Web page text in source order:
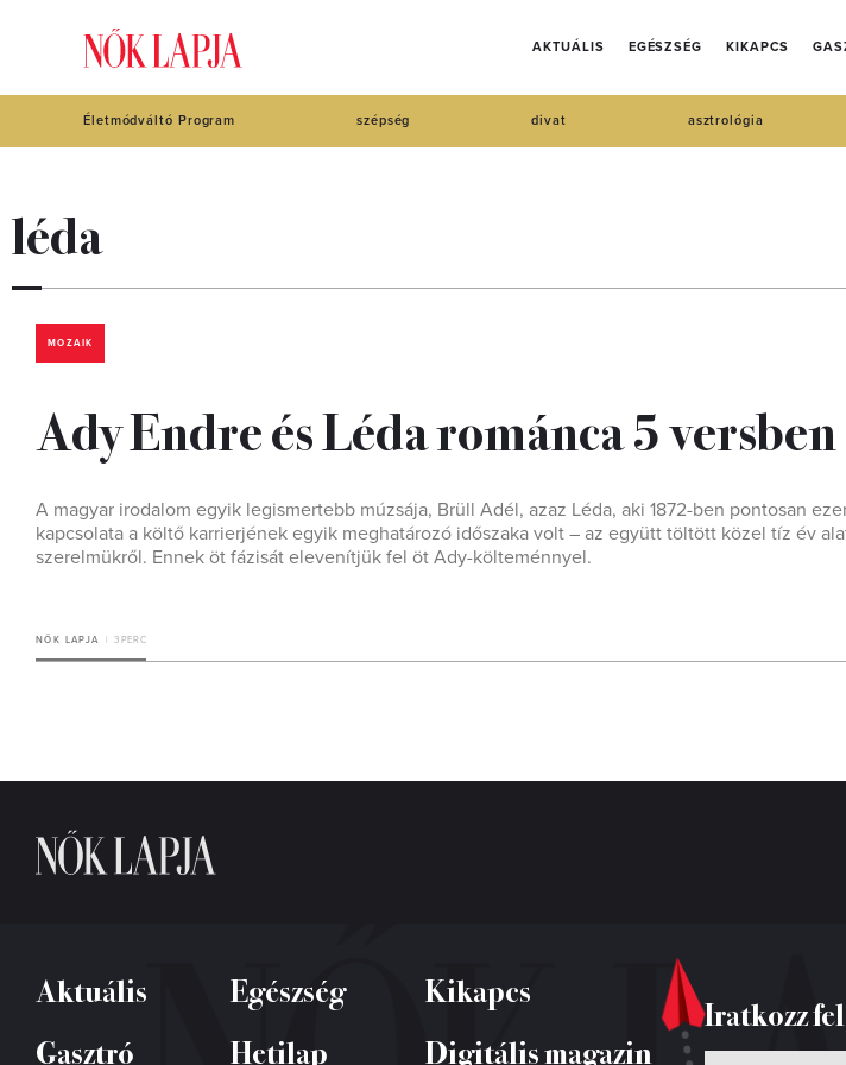
AKTUÁLIS EGÉSZSÉG KIKAPCS
Életmódváltó Program szépség divat asztrológia
léda
MOZAIK
Ady Endre és Léda románca 5 versben
A magyar irodalom egyik legismertebb múzsája, Brüll Adél, azaz Léda, aki 1872-ben pontosan
kapcsolata a költő karrierjének egyik meghatározó időszaka volt – az együtt töltött közel tíz év
szerelmükről. Ennek öt fázisát elevenítjük fel öt Ady-költeménnyel.
NŐK LAPJA 3 PERC
Aktuális Egészség
Kikapcs
Gasztró
Hetilap Digitális magazin
Iratkozz